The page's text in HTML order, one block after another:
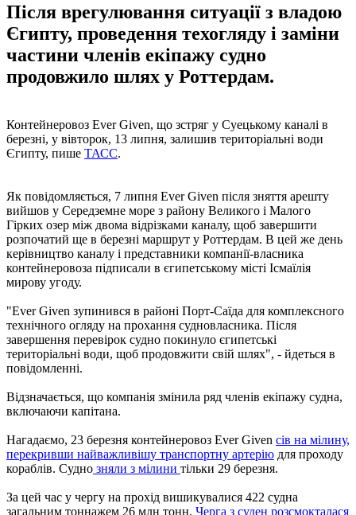
Після врегулювання ситуації з владою
Єгипту, проведення техогляду і заміни
частини членів екіпажу судно
продовжило шлях у Роттердам.
Контейнеровоз Ever Given, що зстряг у Суецькому каналі в
березні, у вівторок, 13 липня, залишив територіальні води
Єгипту, пише ТАСС.
Як повідомляється, 7 липня Ever Given після зняття арешту
вийшов у Середземне море з району Великого і Малого
Гірких озер між двома відрізками каналу, щоб завершити
розпочатий ще в березні маршрут у Роттердам. В цей же день
керівництво каналу і представники компанії-власника
контейнеровоза підписали в єгипетському місті Ісмаїлія
мирову угоду.
"Ever Given зупинився в районі Порт-Саїда для комплексного
технічного огляду на прохання судновласника. Після
завершення перевірок судно покинуло єгипетські
територіальні води, щоб продовжити свій шлях", - йдеться в
повідомленні.
Відзначається, що компанія змінила ряд членів екіпажу судна,
включаючи капітана.
Нагадаємо, 23 березня контейнеровоз Ever Given сів на мілину,
перекривши найважливішу транспортну артерію для проходу
кораблів. Судно зняли з мілини тільки 29 березня.
За цей час у чергу на прохід вишикувалися 422 судна
загальним тоннажем 26 млн тонн. Черга з суден розсмокталася